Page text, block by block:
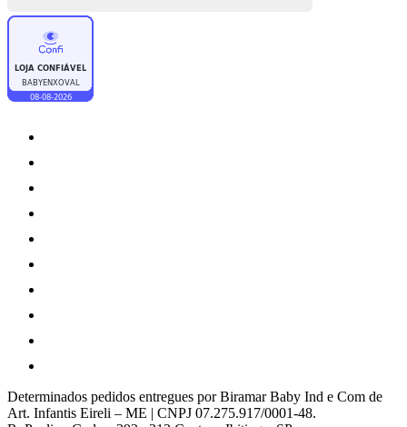
Determinados pedidos entregues por Biramar Baby Ind e Com de
Art. Infantis Eireli – ME | CNPJ 07.275.917/0001-48.